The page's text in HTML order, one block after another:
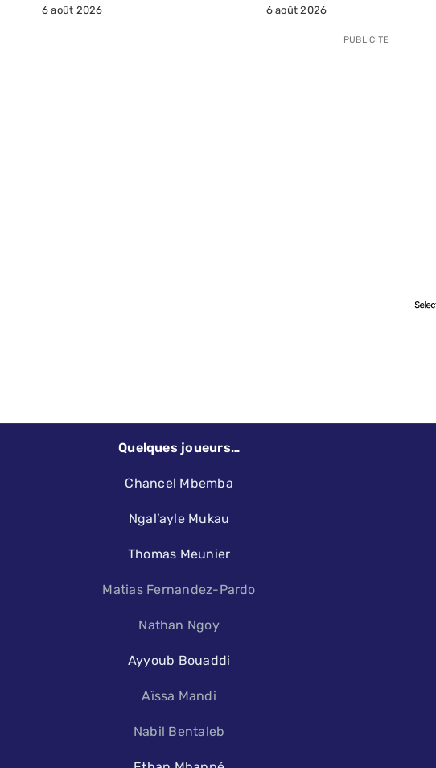
6 août 2026 6 août 2026
PUBLICITE
Quelques joueurs…
Chancel Mbemba
Ngal’ayle Mukau
Thomas Meunier
Matias Fernandez-Pardo
Nathan Ngoy
Ayyoub Bouaddi
Aïssa Mandi
Nabil Bentaleb